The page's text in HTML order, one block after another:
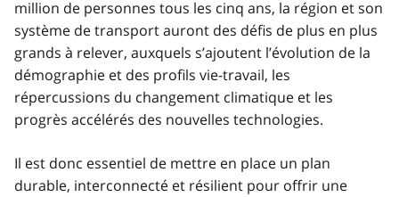
million de personnes tous les cinq ans, la région et son
système de transport auront des défis de plus en plus
grands à relever, auxquels s’ajoutent l’évolution de la
démographie et des profils vie-travail, les
répercussions du changement climatique et les
progrès accélérés des nouvelles technologies.
Il est donc essentiel de mettre en place un plan
durable, interconnecté et résilient pour offrir une